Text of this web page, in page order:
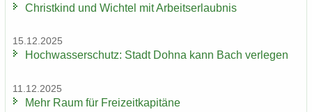
Christ­kind und Wich­tel mit Ar­beits­er­laub­nis
15.12.2025
Hoch­was­ser­schutz: Stadt Dohna kann Bach ver­le­gen
11.12.2025
Mehr Raum für Frei­zeit­ka­pi­tä­ne